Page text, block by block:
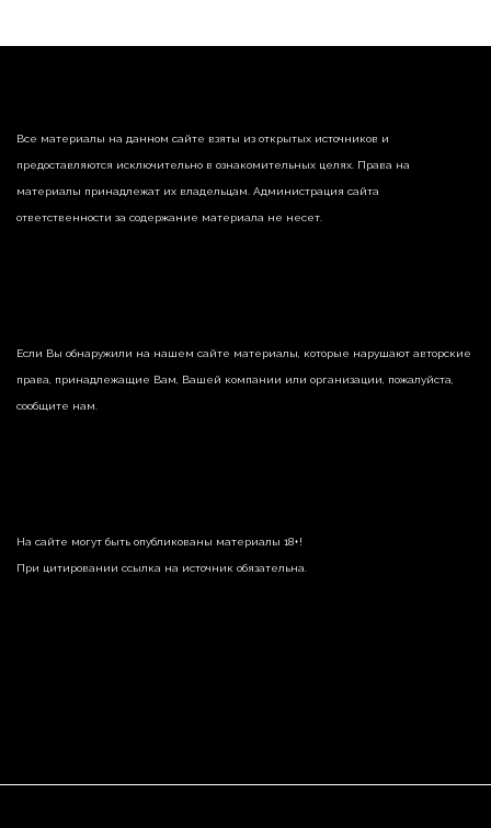
Все материалы на данном сайте взяты из открытых источников и
предоставляются исключительно в ознакомительных целях. Права на
материалы принадлежат их владельцам. Администрация сайта
ответственности за содержание материала не несет.
Если Вы обнаружили на нашем сайте материалы, которые нарушают авторские
права, принадлежащие Вам, Вашей компании или организации, пожалуйста,
сообщите нам.
На сайте могут быть опубликованы материалы 18+!
При цитировании ссылка на источник обязательна.